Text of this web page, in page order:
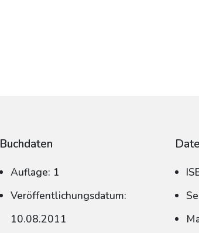
Buchdaten
Auflage: 1
Veröffentlichungsdatum:
10.08.2011